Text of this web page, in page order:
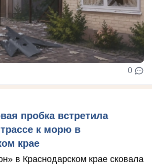
0
пробка встретила
к морю в
крае
в Краснодарском крае сковала